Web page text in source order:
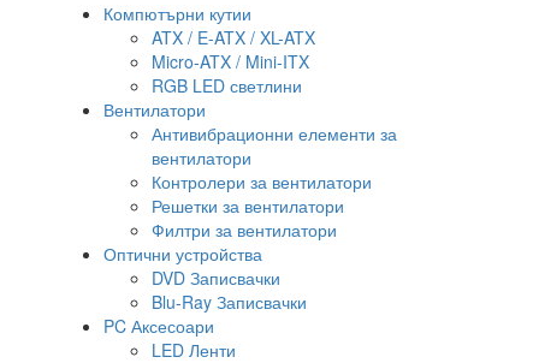
Компютърни кутии
ATX / E-ATX / XL-ATX
Micro-ATX / Mini-ITX
RGB LED светлини
Вентилатори
Антивибрационни елементи за
вентилатори
Контролери за вентилатори
Решетки за вентилатори
Филтри за вентилатори
Оптични устройства
DVD Записвачки
Blu-Ray Записвачки
PC Аксесоари
LED Ленти